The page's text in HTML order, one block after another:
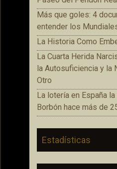
Más que goles: 4
entender los
La Historia Como
La Cuarta Herida
la Autosuficiencia y la
Otro
La lotería en España
Borbón hace más de
Estadísticas